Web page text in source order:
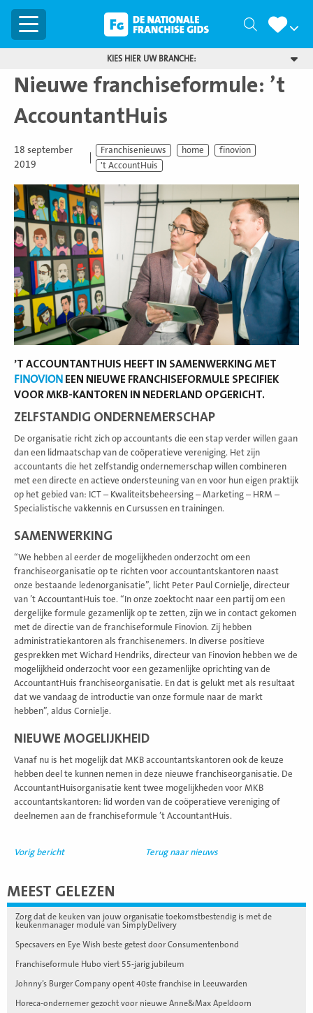
Menu Zoeken
KIES HIER UW BRANCHE:
Nieuwe franchiseformule: ’t
AccountantHuis
18 september
2019
Franchisenieuws home
finovion
't AccountHuis
’T ACCOUNTANTHUIS HEEFT IN SAMENWERKING MET
FINOVION EEN NIEUWE FRANCHISEFORMULE SPECIFIEK
VOOR MKB-KANTOREN IN NEDERLAND OPGERICHT.
ZELFSTANDIG ONDERNEMERSCHAP
De organisatie richt zich op accountants die een stap verder willen gaan
dan een lidmaatschap van de coöperatieve vereniging. Het zijn
accountants die het zelfstandig ondernemerschap willen combineren
met een directe en actieve ondersteuning van en voor hun eigen praktijk
op het gebied van: ICT – Kwaliteitsbeheersing – Marketing – HRM –
Specialistische vakkennis en Cursussen en trainingen.
SAMENWERKING
“We hebben al eerder de mogelijkheden onderzocht om een
franchiseorganisatie op te richten voor accountantskantoren naast
onze bestaande ledenorganisatie”, licht Peter Paul Cornielje, directeur
van ’t AccountantHuis toe. “In onze zoektocht naar een partij om een
dergelijke formule gezamenlijk op te zetten, zijn we in contact gekomen
met de directie van de franchiseformule Finovion. Zij hebben
administratiekantoren als franchisenemers. In diverse positieve
gesprekken met Wichard Hendriks, directeur van Finovion hebben we de
mogelijkheid onderzocht voor een gezamenlijke oprichting van de
AccountantHuis franchiseorganisatie. En dat is gelukt met als resultaat
dat we vandaag de introductie van onze formule naar de markt
hebben”, aldus Cornielje.
NIEUWE MOGELIJKHEID
Vanaf nu is het mogelijk dat MKB accountantskantoren ook de keuze
hebben deel te kunnen nemen in deze nieuwe franchiseorganisatie. De
AccountantHuisorganisatie kent twee mogelijkheden voor MKB
accountantskantoren: lid worden van de coöperatieve vereniging of
deelnemen aan de franchiseformule ’t AccountantHuis.
Vorig bericht Terug naar nieuws
MEEST GELEZEN
Zorg dat de keuken van jouw organisatie toekomstbestendig is met de
keukenmanager module van SimplyDelivery
Specsavers en Eye Wish beste getest door Consumentenbond
Franchiseformule Hubo viert 55-jarig jubileum
Johnny’s Burger Company opent 40ste franchise in Leeuwarden
Horeca-ondernemer gezocht voor nieuwe Anne&Max Apeldoorn